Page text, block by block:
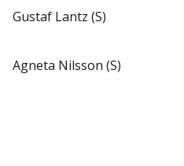
Gustaf Lantz (S)
Agneta Nilsson (S)